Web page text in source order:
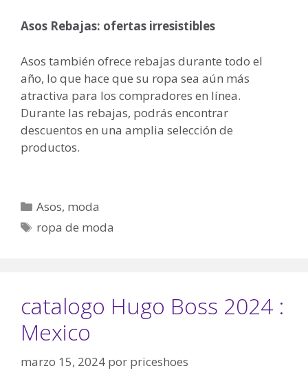
Asos Rebajas: ofertas irresistibles
Asos también ofrece rebajas durante todo el
año, lo que hace que su ropa sea aún más
atractiva para los compradores en línea.
Durante las rebajas, podrás encontrar
descuentos en una amplia selección de
productos.
Categorías
Asos, moda
Etiquetas
ropa de moda
catalogo Hugo Boss 2024 :
Mexico
marzo 15, 2024 por priceshoes